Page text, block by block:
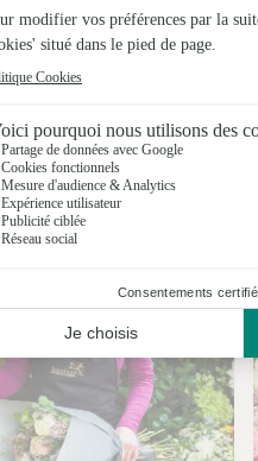
Nos fleuristes